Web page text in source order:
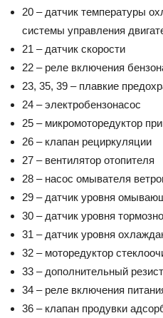
20 – датчик температуры
системы управления
21 – датчик скорости
22 – реле включения
23, 35, 39 – плавкие
24 – электробензонасос
25 – микромоторедуктор
26 – клапан рециркуляции
27 – вентилятор отопителя
28 – насос омывателя
29 – датчик уровня
30 – датчик уровня
31 – датчик уровня
32 – моторедуктор
33 – дополнительный
34 – реле включения
36 – клапан продувки